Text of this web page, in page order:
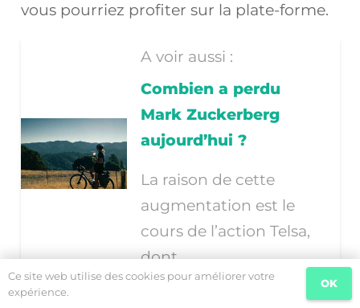
vous pourriez profiter sur la plate-forme.
A voir aussi :
Combien a perdu
Mark Zuckerberg
aujourd’hui ?
La raison de cette
augmentation est le
cours de l’action Telsa,
dont…
Ce site web utilise des cookies pour améliorer votre
expérience.
OK